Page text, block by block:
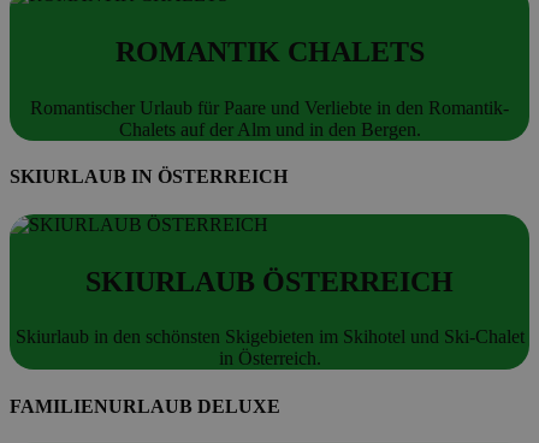
ROMANTIK CHALETS
Romantischer Urlaub für Paare und Verliebte in den Romantik-
Chalets auf der Alm und in den Bergen.
SKIURLAUB IN ÖSTERREICH
SKIURLAUB ÖSTERREICH
Skiurlaub in den schönsten Skigebieten im Skihotel und Ski-Chalet
in Österreich.
FAMILIENURLAUB DELUXE